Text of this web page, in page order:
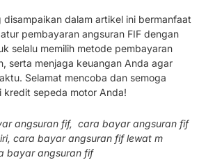
disampaikan dalam artikel ini bermanfaat
pembayaran angsuran FIF dengan
selalu memilih metode pembayaran
serta menjaga keuangan Anda agar
Selamat mencoba dan semoga
kredit sepeda motor Anda!
angsuran fif, cara bayar angsuran fif
cara bayar angsuran fif lewat m
bayar angsuran fif